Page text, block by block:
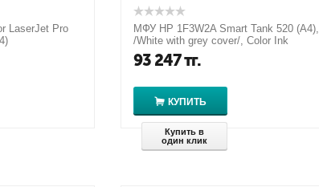
LaserJet Pro
dpi, 800
МФУ HP 1F3W2A Smart Tank 520 (A4),
/White with grey cover/, Color Ink
Printer/Scanner/Copier, 60...
93 247тг.
КУПИТЬ
Купить в
один клик